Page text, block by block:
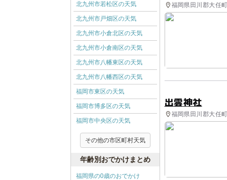
福岡県田川郡大任
出雲神社
福岡県田川郡大任
北九州市若松区の天気
北九州市戸畑区の天気
北九州市小倉北区の天気
北九州市小倉南区の天気
北九州市八幡東区の天気
北九州市八幡西区の天気
福岡市東区の天気
福岡市博多区の天気
福岡市中央区の天気
その他の市区町村天気
年齢別おでかけまとめ
福岡県の0歳のおでかけ